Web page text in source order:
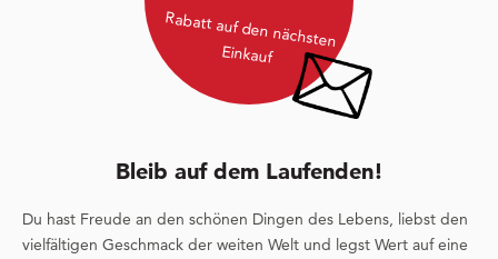
Rabatt auf den nächsten
Einkauf
Bleib auf dem Laufenden!
Du hast Freude an den schönen Dingen des Lebens, liebst den
vielfältigen Geschmack der weiten Welt und legst Wert auf eine